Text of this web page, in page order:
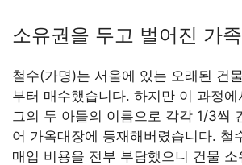
소유권을 두고 벌어진 가
철수(가명)는 서울에 있는 오래된 건
부터 매수했습니다. 하지만 이 과정
그의 두 아들의 이름으로 각각 1/3씩
어 가옥대장에 등재해버렸습니다. 철
매입 비용을 전부 부담했으니 건물 소